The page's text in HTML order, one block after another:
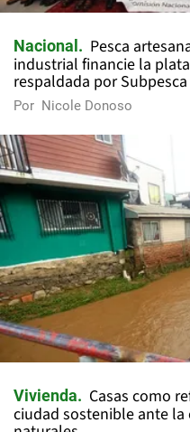
Nacional
Pesca
industrial financie la
respaldada por Subpesca
Por Nicole Donoso
Vivienda
Casas como
ciudad sostenible ante la